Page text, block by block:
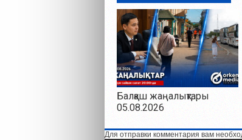
Балқаш жаңалықтары
05.08.2026
Для отправки комментария вам